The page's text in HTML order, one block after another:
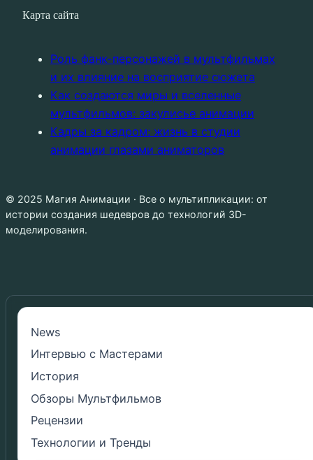
Карта сайта
Роль фанк-персонажей в мультфильмах
и их влияние на восприятие сюжета
Как создаются миры и вселенные
мультфильмов: закулисье анимации
Кадры за кадром: жизнь в студии
анимации глазами аниматоров
© 2025 Магия Анимации · Все о мультипликации: от
истории создания шедевров до технологий 3D-
моделирования.
News
Интервью с Мастерами
История
Обзоры Мультфильмов
Рецензии
Технологии и Тренды